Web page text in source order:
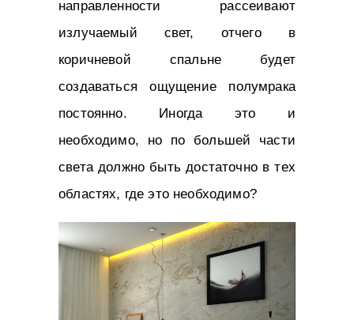
направленности рассеивают
излучаемый свет, отчего в
коричневой спальне будет
создаваться ощущение полумрака
постоянно. Иногда это и
необходимо, но по большей части
света должно быть достаточно в тех
областях, где это необходимо?